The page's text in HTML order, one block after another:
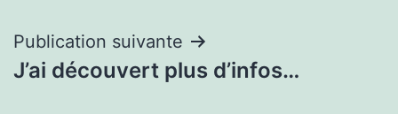
Publication suivante
J’ai découvert plus d’infos…